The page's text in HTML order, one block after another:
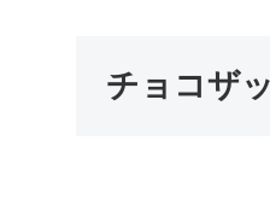
チョコザ